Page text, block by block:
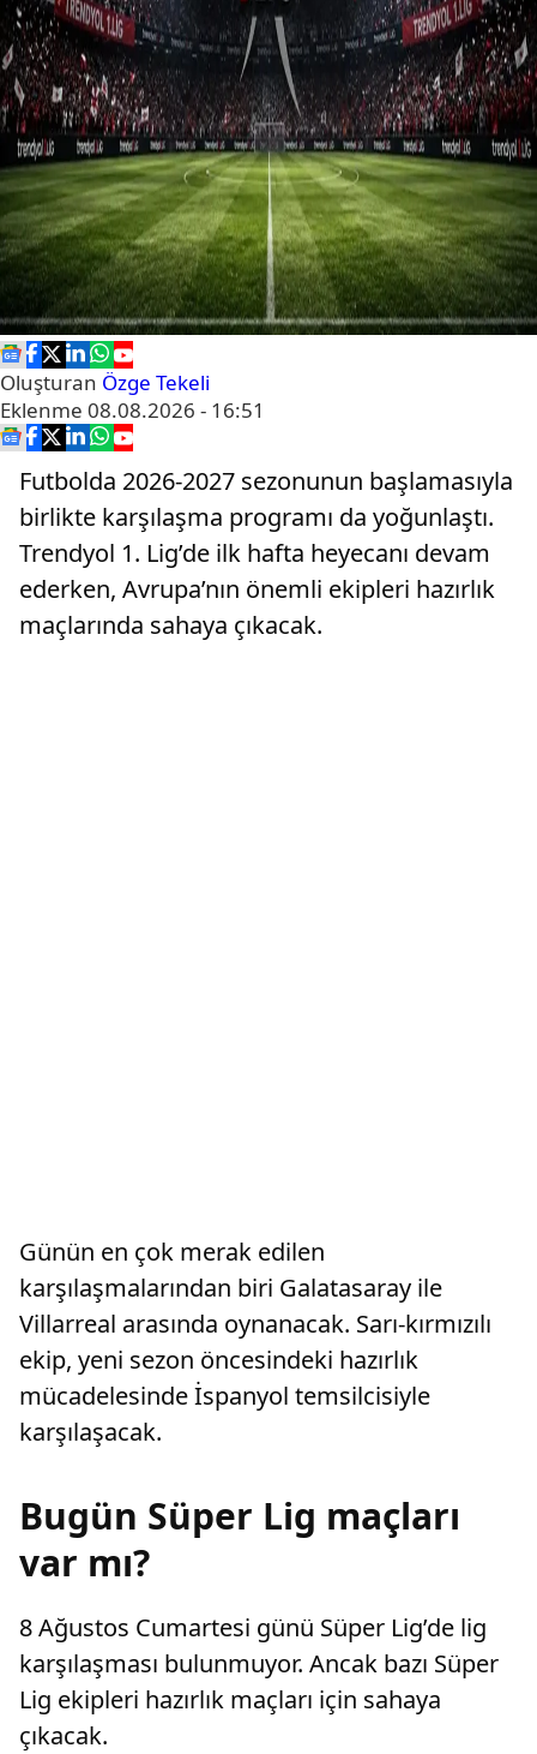
Oluşturan Özge Tekeli
Eklenme 08.08.2026 - 16:51
Futbolda 2026-2027 sezonunun başlamasıyla
birlikte karşılaşma programı da yoğunlaştı.
Trendyol 1. Lig’de ilk hafta heyecanı devam
ederken, Avrupa’nın önemli ekipleri hazırlık
maçlarında sahaya çıkacak.
Günün en çok merak edilen
karşılaşmalarından biri Galatasaray ile
Villarreal arasında oynanacak. Sarı-kırmızılı
ekip, yeni sezon öncesindeki hazırlık
mücadelesinde İspanyol temsilcisiyle
karşılaşacak.
Bugün Süper Lig maçları
var mı?
8 Ağustos Cumartesi günü Süper Lig’de lig
karşılaşması bulunmuyor. Ancak bazı Süper
Lig ekipleri hazırlık maçları için sahaya
çıkacak.